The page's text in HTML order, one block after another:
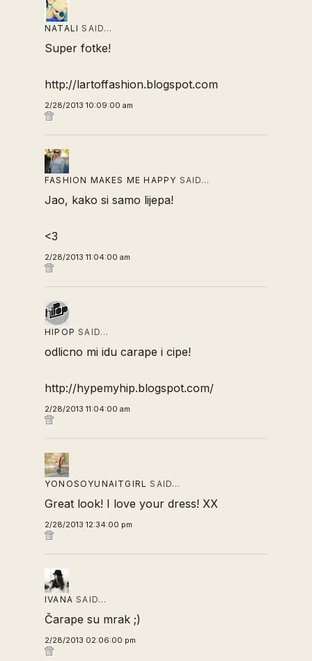
NATALI SAID…
Super fotke!
http://lartoffashion.blogspot.com
2/28/2013 10:09:00 am
FASHION MAKES ME HAPPY SAID…
Jao, kako si samo lijepa!
<3
2/28/2013 11:04:00 am
HIPOP SAID…
odlicno mi idu carape i cipe!
http://hypemyhip.blogspot.com/
2/28/2013 11:04:00 am
YONOSOYUNAITGIRL SAID…
Great look! I love your dress! XX
2/28/2013 12:34:00 pm
IVANA SAID…
Čarape su mrak ;)
2/28/2013 02:06:00 pm